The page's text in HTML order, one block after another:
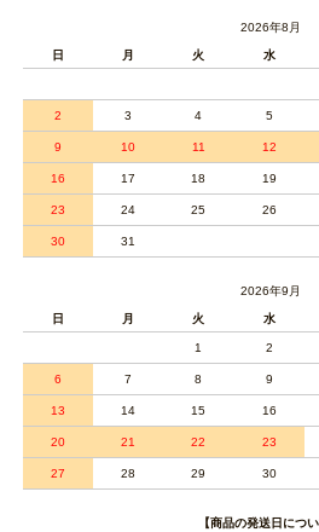
2026年8月
日 月 火 水
2 3 4 5
9 10 11 12
16 17 18 19
23 24 25 26
30 31
2026年9月
日 月 火 水
1 2
6 7 8 9
13 14 15 16
20 21 22 23
27 28 29 30
【商品の発送日につい